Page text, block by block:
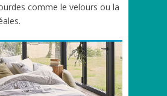
comme le velours ou la